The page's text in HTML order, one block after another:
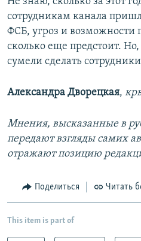
сотрудникам канала
ФСБ, угроз и возможности
сколько еще предстоит.
сумели сделать
Александра Дворецкая,
Мнения, высказанные в
передают взгляды самих
отражают позицию
Поделиться Читать
This item is part of